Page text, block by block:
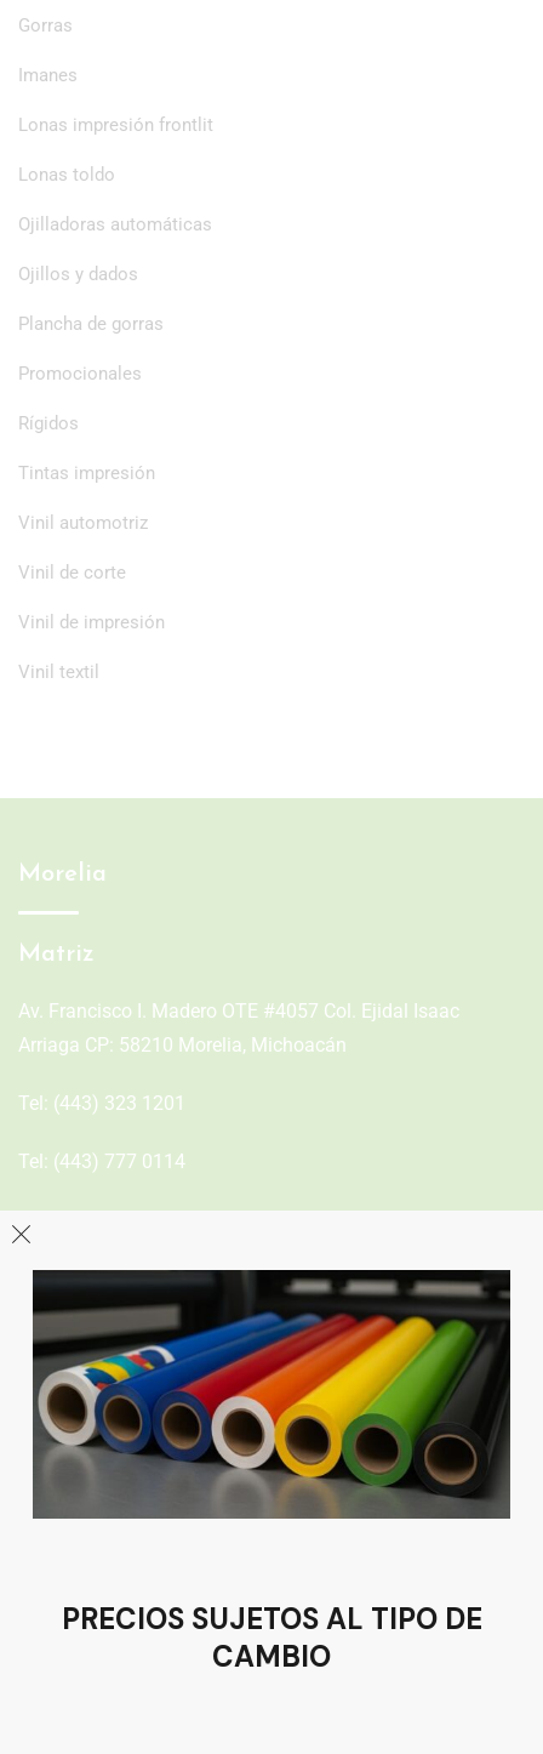
Gorras
Imanes
Lonas impresión frontlit
Lonas toldo
Ojilladoras automáticas
Ojillos y dados
Plancha de gorras
Promocionales
Rígidos
Tintas impresión
Vinil automotriz
Vinil de corte
Vinil de impresión
Vinil textil
Morelia
Matriz
Av. Francisco I. Madero OTE #4057 Col. Ejidal Isaac
Arriaga CP: 58210 Morelia, Michoacán
Tel: (443) 323 1201
Tel: (443) 777 0114
León
Sucursal
Av del Astillero 129 Centro bodeguero Las Trojes León,
Guanajuato
Tel:(477) 776 8994
Términos y condiciones
PRECIOS SUJETOS AL TIPO DE
CAMBIO